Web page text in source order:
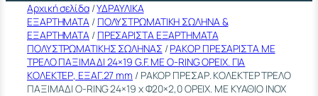
Αρχική σελίδα/ΥΔΡΑΥΛΙΚΑ
ΕΞΑΡΤΗΜΑΤΑ / ΠΟΛΥΣΤΡΩΜΑΤΙΚΗ ΣΩΛΗΝΑ &
ΕΞΑΡΤΗΜΑΤΑ / ΠΡΕΣΑΡΙΣΤΑ ΕΞΑΡΤΗΜΑΤΑ
ΠΟΛΥΣΤΡΩΜΑΤΙΚΗΣ ΣΩΛΗΝΑΣ/ΡΑΚΟΡ ΠΡΕΣΑΡΙΣΤΑ ΜΕ
ΤΡΕΛΟ ΠΑΞΙΜΑΔΙ 24×19 G.F. ΜΕ Ο-RΙΝG ΟΡΕΙΧ. ΓΙΑ
ΚΟΛΕΚΤΕΡ, ΕΞΑΓ.27 mm / ΡΑΚΟΡ ΠΡΕΣΑΡ. ΚΟΛΕΚΤΕΡ ΤΡΕΛΟ
ΠΑΞΙΜΑΔΙ O-RING 24×19 x Φ20×2,0 ΟΡΕΙΧ. ΜΕ ΚΥΑΘΙΟ ΙΝΟΧ